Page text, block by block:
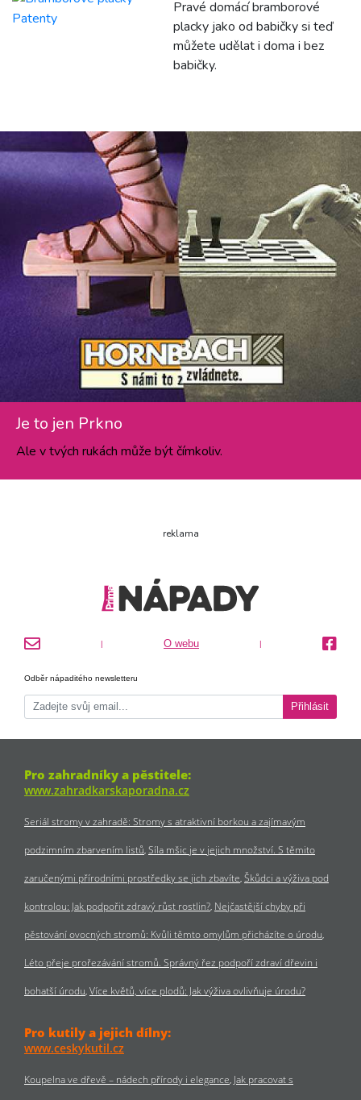
Pravé domácí bramborové
placky jako od babičky si teď
můžete udělat i doma i bez
babičky.
Je to jen Prkno
Ale v tvých rukách může být čímkoliv.
reklama
| O webu |
Odběr nápaditého newsletteru
Přihlásit
Pro zahradníky a pěstitele:
www.zahradkarskaporadna.cz
Seriál stromy v zahradě: Stromy s atraktivní borkou a zajímavým
podzimním zbarvením listů Síla mšic je v jejich množství. S těmito
zaručenými přírodními prostředky se jich zbavíte Škůdci a výživa pod
kontrolou: Jak podpořit zdravý růst rostlin? Nejčastější chyby při
pěstování ovocných stromů: Kvůli těmto omylům přicházíte o úrodu
Léto přeje prořezávání stromů. Správný řez podpoří zdraví dřevin i
bohatší úrodu Více květů, více plodů: Jak výživa ovlivňuje úrodu?
Pro kutily a jejich dílny:
www.ceskykutil.cz
Koupelna ve dřevě – nádech přírody i elegance Jak pracovat s